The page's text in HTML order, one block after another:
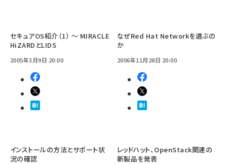
セキュアOS紹介（1） 〜 MIRACLE
HiZARDとLIDS
2005年3月9日 20:00
なぜRed Hat Networkを選ぶの
か
2006年11月28日 20:00
インストールの方法とサポート状
況の確認
レッドハット、OpenStack関連の
新製品を発表